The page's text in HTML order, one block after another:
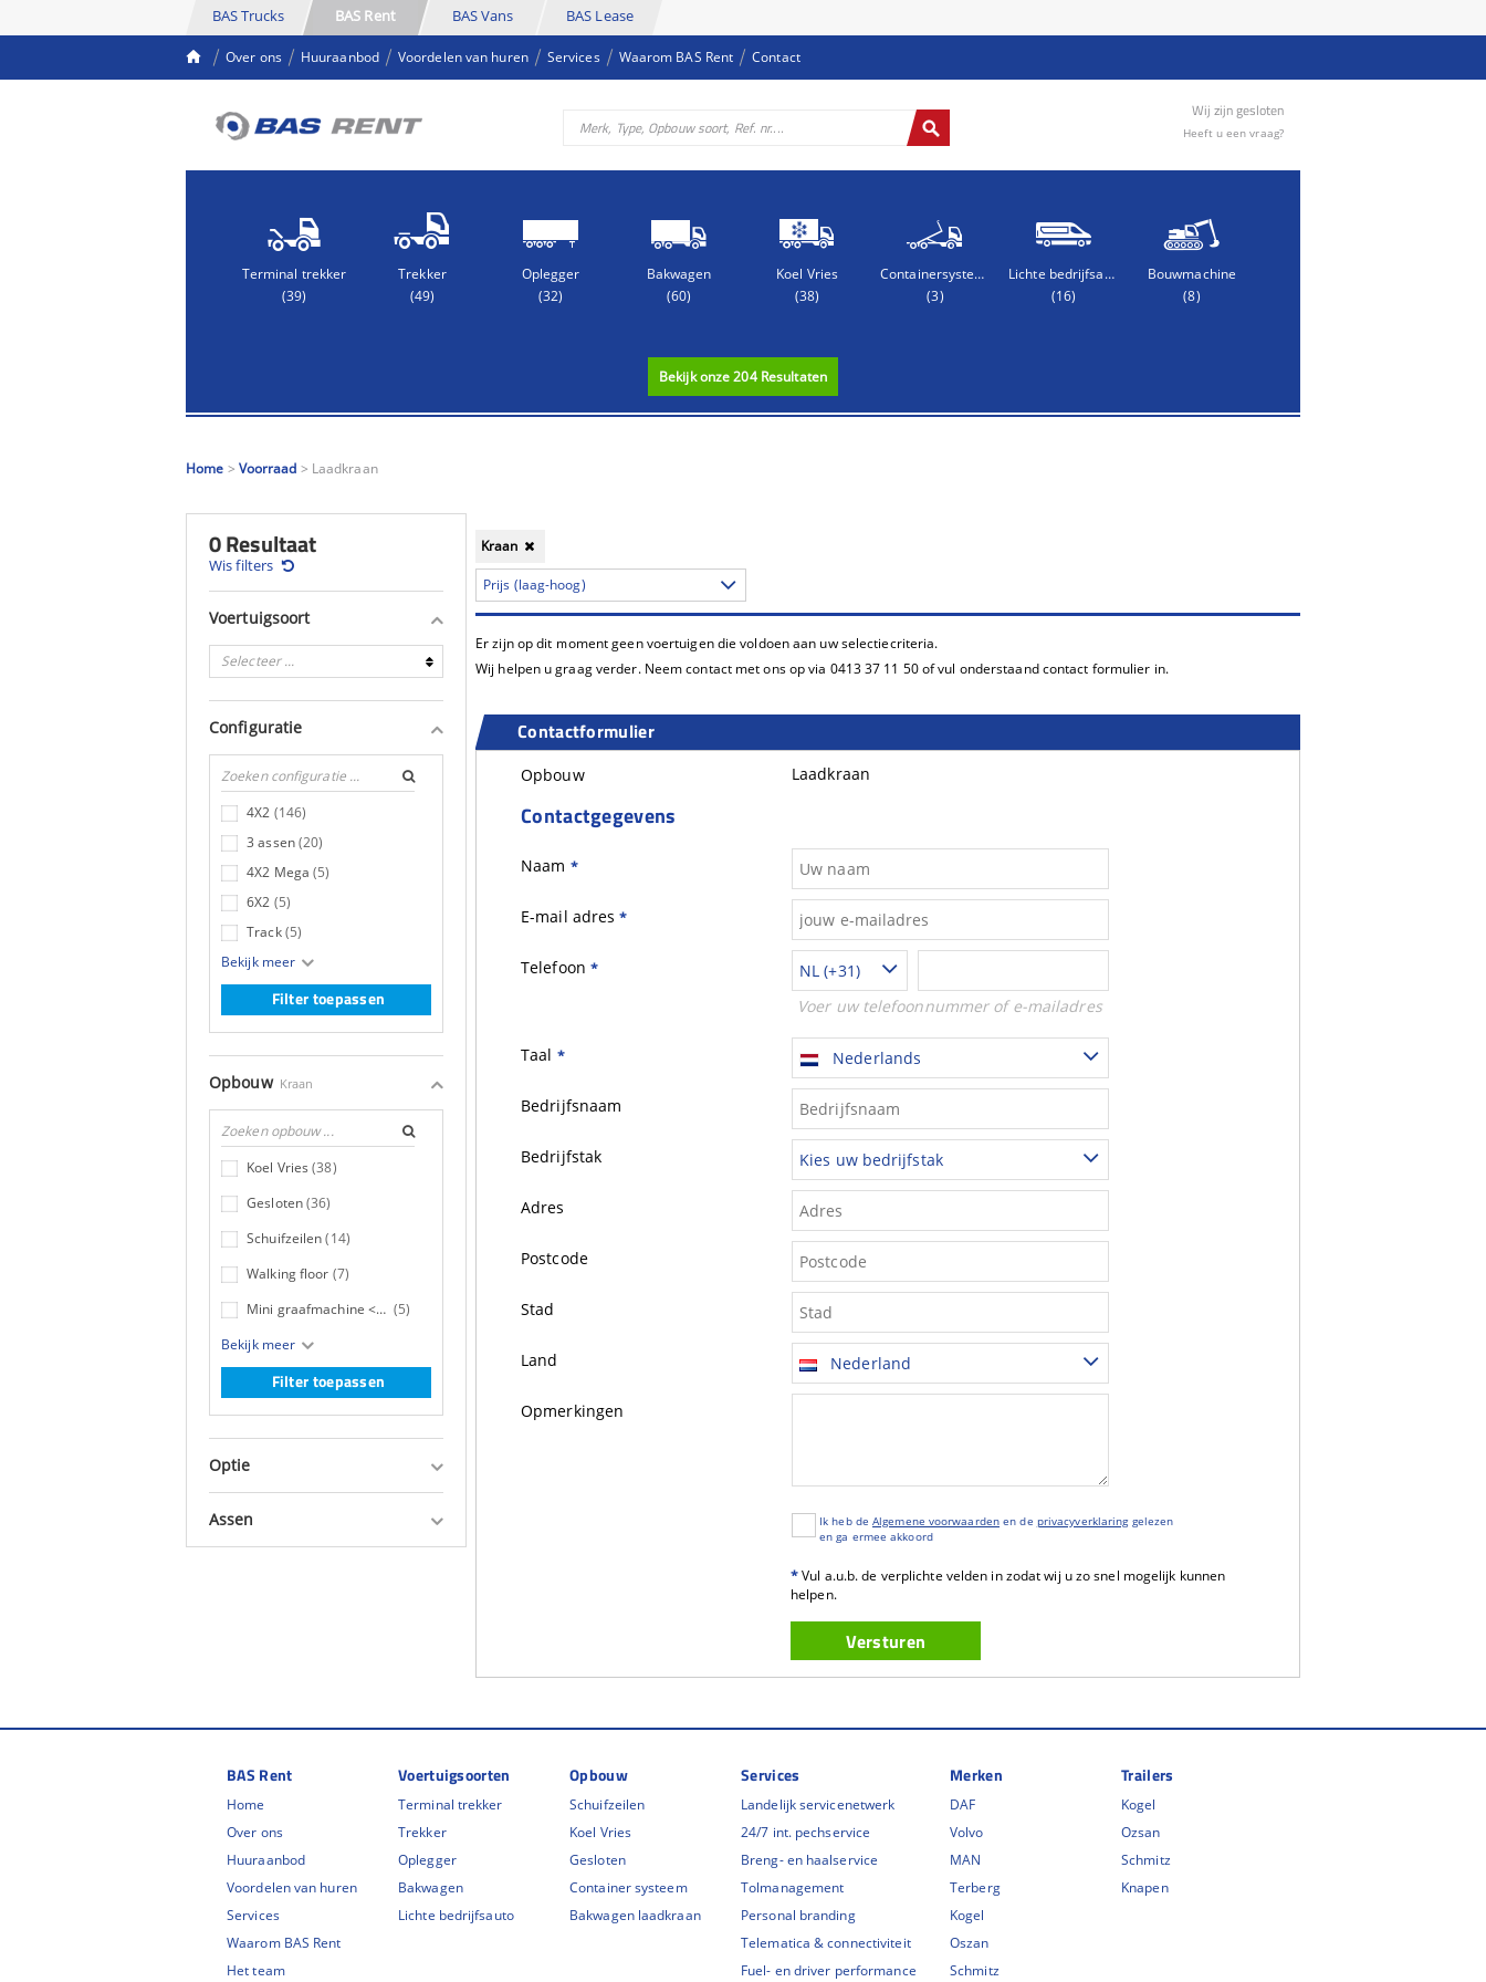
BAS Trucks BAS Rent BAS Vans BAS Lease
Over ons Huuraanbod Voordelen van huren Services Waarom BAS Rent Contact
Wij zijn gesloten
Heeft u een vraag?
Terminal trekker
(39)
Trekker
(49)
Oplegger
(32)
Bakwagen
(60)
Koel Vries
(38)
Containersysteem
(3)
Lichte bedrijfsauto
(16)
Bouwmachine
(8)
Bekijk onze204 Resultaten
Home > Voorraad > Laadkraan
0 Resultaat
Wis filters
Voertuigsoort
Selecteer ...
Configuratie
4X2 (146)
3 assen(20)
4X2 Mega (5)
6X2 (5)
Track(5)
Bekijk meer
Filter toepassen
Opbouw Kraan
Koel Vries (38)
Gesloten(36)
Schuifzeilen (14)
Walking floor (7)
Mini graafmachine <10t (5)
Bekijk meer
Filter toepassen
Optie
Assen
Kraan
Prijs (laag-hoog)
Er zijn op dit moment geen voertuigen die voldoen aan uw selectiecriteria.
Wij helpen u graag verder. Neem contact met ons op via 0413 37 11 50 of vul onderstaand contact formulier in.
Contactformulier
Opbouw Laadkraan
Contactgegevens
Naam *
E-mail adres*
Telefoon *
NL (+31)
Voer uw telefoonnummer of e-mailadres
Taal * Nederlands
Bedrijfsnaam
Bedrijfstak Kies uw bedrijfstak
Adres
Postcode
Stad
Land Nederland
Opmerkingen
Ik heb de Algemene voorwaarden en de privacyverklaringgelezen
en ga ermee akkoord
*Vul a.u.b. de verplichte velden in zodat wij u zo snel mogelijk kunnen
helpen.
BAS Rent
Home
Over ons
Huuraanbod
Voordelen van huren
Services
Waarom BAS Rent
Het team
Voertuigsoorten
Terminal trekker
Trekker
Oplegger
Bakwagen
Lichte bedrijfsauto
Opbouw
Schuifzeilen
Koel Vries
Gesloten
Container systeem
Bakwagen laadkraan
Services
Landelijk servicenetwerk
24/7 int. pechservice
Breng- en haalservice
Tolmanagement
Personal branding
Telematica & connectiviteit
Fuel- en driver performance
Merken
DAF
Volvo
MAN
Terberg
Kogel
Oszan
Schmitz
Trailers
Kogel
Ozsan
Schmitz
Knapen